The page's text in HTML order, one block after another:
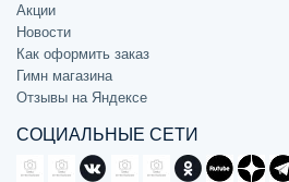
Акции
Новости
Как оформить заказ
Гимн магазина
Отзывы на Яндексе
СОЦИАЛЬНЫЕ СЕТИ